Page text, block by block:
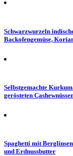
Schwarzwurzeln
Backofengemüse,
Selbstgemachte
gerösteten
Spaghetti mit
und Erdnussbutter